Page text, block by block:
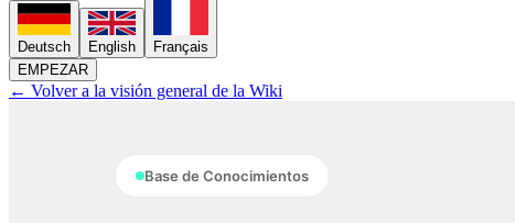
Deutsch English
Français
EMPEZAR
← Volver a la visión general de la Wiki
Base de Conocimientos